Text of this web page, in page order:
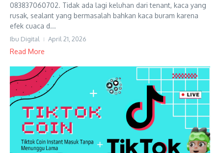
083837060702. Tidak ada lagi keluhan dari tenant, kaca yang
rusak, sealant yang bermasalah bahkan kaca buram karena
efek cuaca d...
Ibu Digital April 21, 2026
Read More